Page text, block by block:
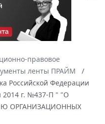
правовое
ленты ПРАЙМ
Российской Федерации
2014 г. №437-П " "О
ОРГАНИЗАЦИОННЫХ